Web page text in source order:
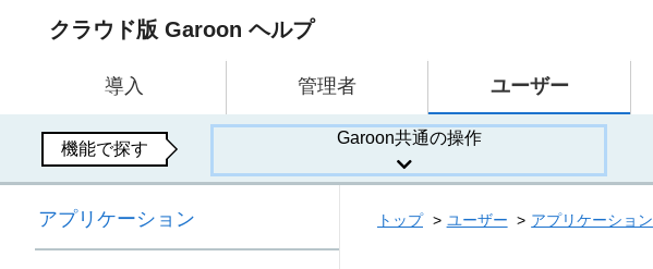
クラウド版 Garoon ヘルプ
導入 管理者 ユーザー
機能で探す
Garoon共通の操作
アプリケーション トップ ユーザー アプリケーション